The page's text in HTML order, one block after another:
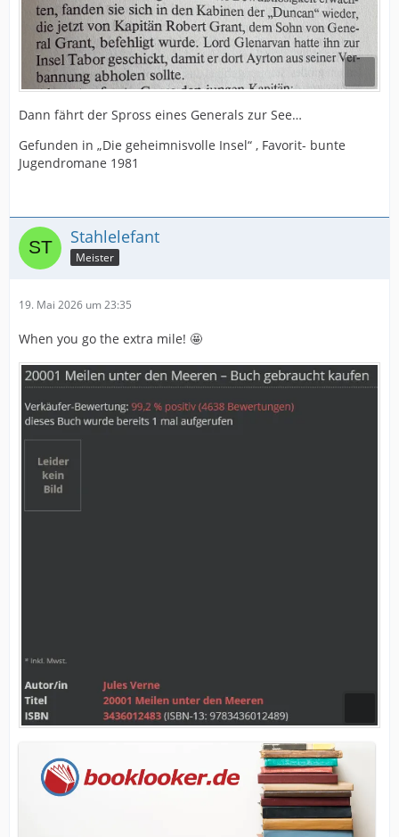
Dann fährt der Spross eines Generals zur See…
Gefunden in „Die geheimnisvolle Insel“ , Favorit- bunte
Jugendromane 1981
Stahlelefant
Meister
19. Mai 2026 um 23:35
When you go the extra mile! 🤩